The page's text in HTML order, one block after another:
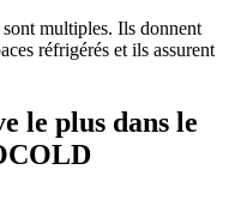
sont multiples. Ils donnent
réfrigérés et ils assurent
le plus dans le